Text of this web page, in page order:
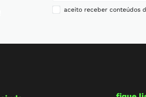
aceito receber conteúdos